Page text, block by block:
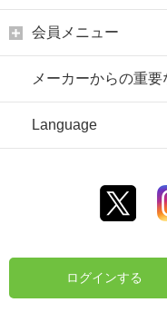
会員メニュー
メーカーからの重
Language
ログインする